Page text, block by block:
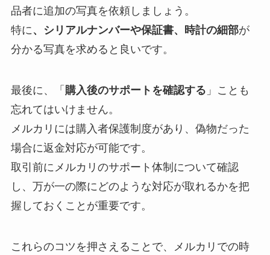
品者に追加の写真を依頼しましょう。
特に、シリアルナンバーや保証書、時計の細部が
分かる写真を求めると良いです。
最後に、「 購入後のサポートを確認する 」ことも
忘れてはいけません。
メルカリには購入者保護制度があり、偽物だった
場合に返金対応が可能です。
取引前にメルカリのサポート体制について確認
し、万が一の際にどのような対応が取れるかを把
握しておくことが重要です。
これらのコツを押さえることで、メルカリでの時